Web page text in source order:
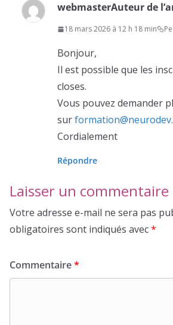
webmasterAuteur de
18 mars 2026 à 12 h 18 min
Bonjour,
Il est possible que les
closes.
Vous pouvez demander
sur
Cordialement
Répondre
Laisser un commentaire
Votre adresse e-mail ne sera pas
obligatoires sont indiqués avec*
Commentaire*